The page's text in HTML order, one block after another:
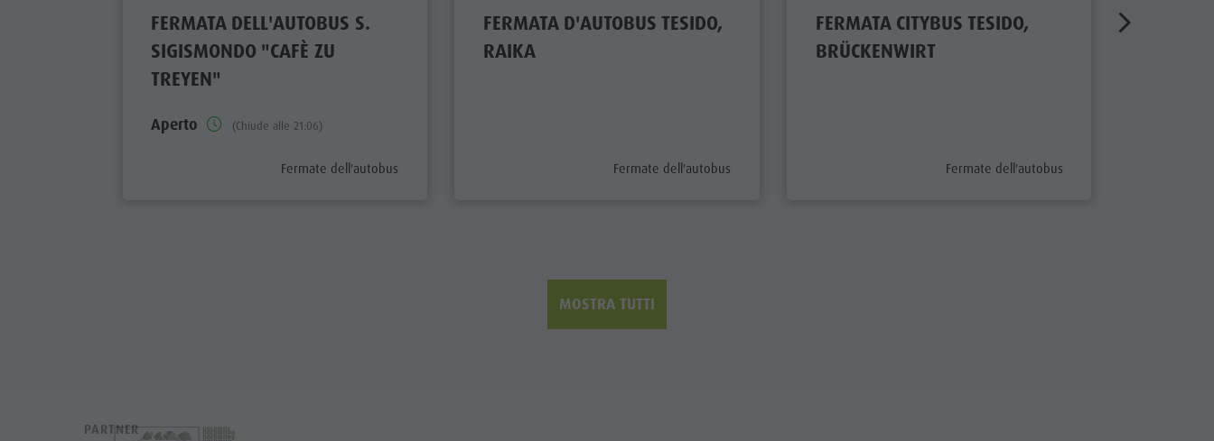
FERMATA DELL'AUTOBUS S.
SIGISMONDO "CAFÈ ZU
TREYEN"
Aperto (Chiude alle 21:06)
aria.poi_category_prefix
Fermate dell'autobus
FERMATA D'AUTOBUS TESIDO,
RAIKA
aria.poi_category_prefix
Fermate dell'autobus
FERMATA CITYBUS TESIDO,
BRÜCKENWIRT
aria.poi_category_prefix
Fermate dell'autobus
MOSTRA TUTTI
PARTNER